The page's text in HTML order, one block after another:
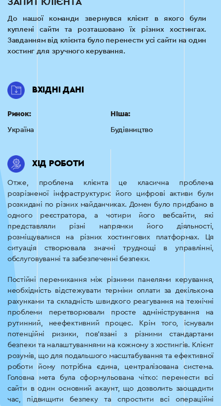
ЗАПИТ КЛІЄНТА
До нашої команди звернувся клієнт в якого були
куплені сайти та розташовано їх різних хостингах.
Завданням від клієнта було перенести усі сайти на один
хостинг для зручного керування.
ВХІДНІ ДАНІ
Ринок:
Україна
НІша:
Будівництво
ХІД РОБОТИ
Отже, проблема клієнта це класична проблема
розрізненої інфраструктури: його цифрові активи були
розкидані по різних майданчиках. Домен було придбано в
одного реєстратора, а чотири його вебсайти, які
представляли різні напрямки його діяльності,
розміщувалися на різних хостингових платформах. Ця
ситуація створювала значні труднощі в управлінні,
обслуговуванні та забезпеченні безпеки.
Постійні перемикання між різними панелями керування,
необхідність відстежувати терміни оплати за декількома
рахунками та складність швидкого реагування на технічні
проблеми перетворювали просте адміністрування на
рутинний, неефективний процес. Крім того, існували
потенційні ризики, пов’язані з різними стандартами
безпеки та налаштуваннями на кожному з хостингів. Клієнт
розумів, що для подальшого масштабування та ефективної
роботи йому потрібна єдина, централізована система.
Головна мета була сформульована чітко: перенести всі
сайти в один основний акаунт, що дозволить заощадити
час, підвищити безпеку та спростити всі операційні